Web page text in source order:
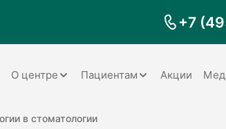
+7
О центре
Документы
Пациентам
Заболевания
Акции
в стоматологии